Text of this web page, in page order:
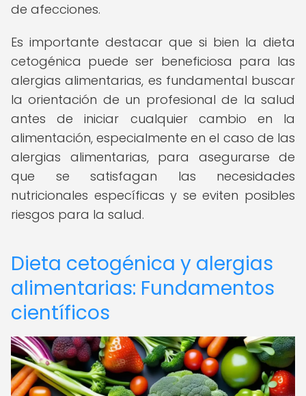
de afecciones.
Es importante destacar que si bien la dieta
cetogénica puede ser beneficiosa para las
alergias alimentarias, es fundamental buscar
la orientación de un profesional de la salud
antes de iniciar cualquier cambio en la
alimentación, especialmente en el caso de las
alergias alimentarias, para asegurarse de
que se satisfagan las necesidades
nutricionales específicas y se eviten posibles
riesgos para la salud.
Dieta cetogénica y alergias
alimentarias: Fundamentos
científicos